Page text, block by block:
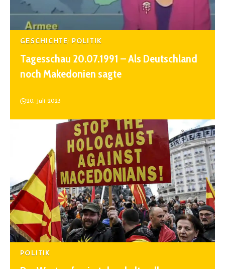
GESCHICHTE POLITIK
Tagesschau 20.07.1991 – Als Deutschland
noch Makedonien sagte
20. Juli 2023
POLITIK